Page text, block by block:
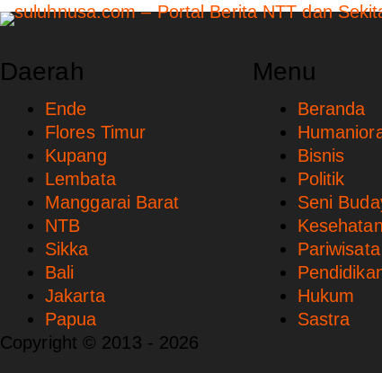
Daerah
Ende
Flores Timur
Kupang
Lembata
Manggarai Barat
NTB
Sikka
Bali
Jakarta
Papua
Menu
Beranda
Bisnis
Politik
Seni
Kesehatan
Pariwisata
Hukum
Sastra
Copyright © 2013 - 2026